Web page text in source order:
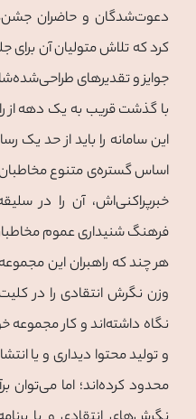
دعوت‌شدگان و حاضران
کرد که تلاش متولیان آن
جوایز و تقدیرهای
با گذشت قریب به یک دهه از
این سامانه را باید از حد یک
اساس گستره‌ی متنوع
خبرپراکنی‌اش، آن را در
فرهنگ شنیداری عموم
هر چند که راهبران این
وزن نگرش انتقادی را در
نگاه داشته‌اند و کار مجموعه
و تولید محتوا دیداری و یا
محدود کرده‌اند؛ اما می‌توان